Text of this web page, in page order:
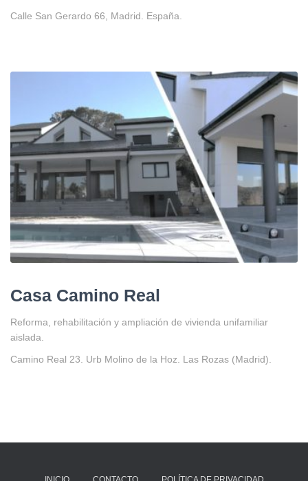
Calle San Gerardo 66, Madrid. España.
Casa Camino Real
Reforma, rehabilitación y ampliación de vivienda unifamiliar
aislada.
Camino Real 23. Urb Molino de la Hoz. Las Rozas (Madrid).